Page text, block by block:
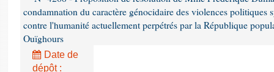
condamnation du caractère génocidaire des violences politiques
contre l'humanité actuellement perpétrés par la République
Ouïghours
Date de
dépôt :